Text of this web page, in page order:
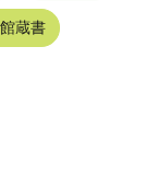
蔵書